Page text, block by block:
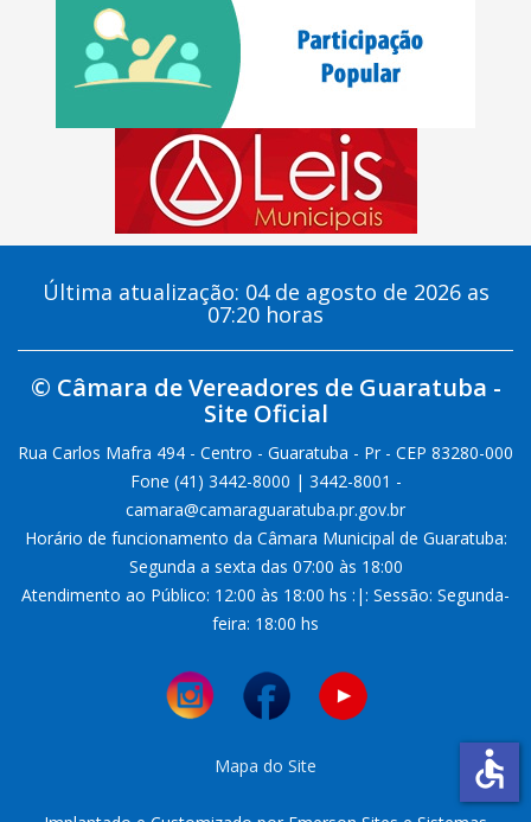
Última atualização: 04 de agosto de 2026 as
07:20 horas
© Câmara de Vereadores de Guaratuba -
Site Oficial
Rua Carlos Mafra 494 - Centro - Guaratuba - Pr - CEP 83280-000
Fone (41) 3442-8000 | 3442-8001 -
camara@camaraguaratuba.pr.gov.br
Horário de funcionamento da Câmara Municipal de Guaratuba:
Segunda a sexta das 07:00 às 18:00
Atendimento ao Público: 12:00 às 18:00 hs :|: Sessão: Segunda-
feira: 18:00 hs
Mapa do Site accessible